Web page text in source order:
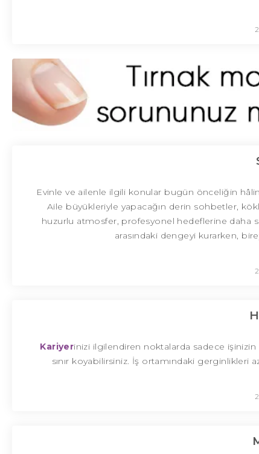
Evinle ve ailenle ilgili konular bugün önceliğin
Aile büyükleriyle yapacağın derin sohbetler,
huzurlu atmosfer, profesyonel hedeflerine daha
arasındaki dengeyi kurarken,
Kariyerinizi ilgilendiren noktalarda sadece
sınır koyabilirsiniz. İş ortamındaki